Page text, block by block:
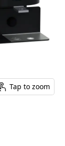
Tap to zoom